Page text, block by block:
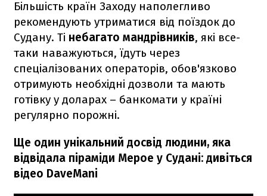
Більшість країн Заходу наполегливо
рекомендують утриматися від поїздок до
Судану. Ті небагато мандрівників, які все-
таки наважуються, їдуть через
спеціалізованих операторів, обов'язково
отримують необхідні дозволи та мають
готівку у доларах – банкомати у країні
регулярно порожні.
Ще один унікальний досвід людини, яка
відвідала піраміди Мерое у Судані: дивіться
відео DaveMani